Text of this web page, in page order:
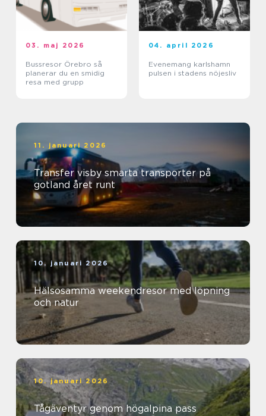
03. maj 2026
Bussresor Örebro så
planerar du en smidig
resa med grupp
04. april 2026
Evenemang karlshamn
pulsen i stadens nöjesliv
11. januari 2026
Transfer visby smarta transporter på
gotland året runt
10. januari 2026
Hälsosamma weekendresor med löpning
och natur
10. januari 2026
Tågäventyr genom högalpina pass